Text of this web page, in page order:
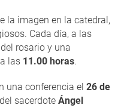
la imagen en la catedral,
Cada día, a las
rosario y una
las 11.00 horas.
una conferencia el 26 de
sacerdote Ángel